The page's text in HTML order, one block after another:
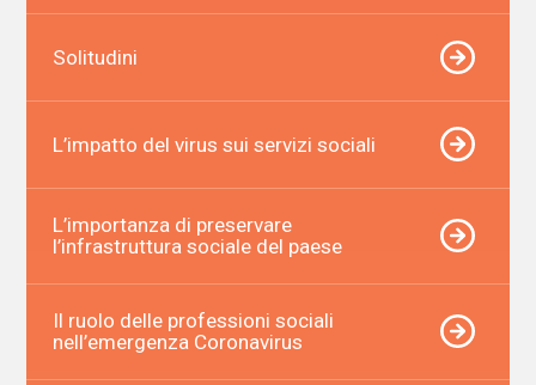
Solitudini
L’impatto del virus sui servizi sociali
L’importanza di preservare
l’infrastruttura sociale del paese
Il ruolo delle professioni sociali
nell’emergenza Coronavirus